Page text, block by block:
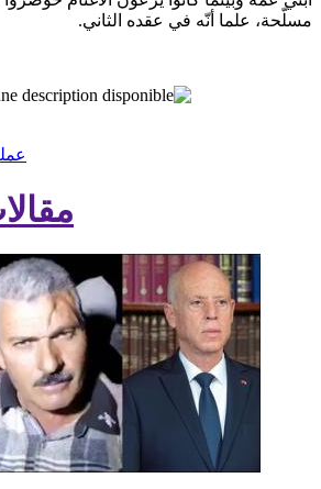
مسلّحة، علما أنّه في عقده الثاني.